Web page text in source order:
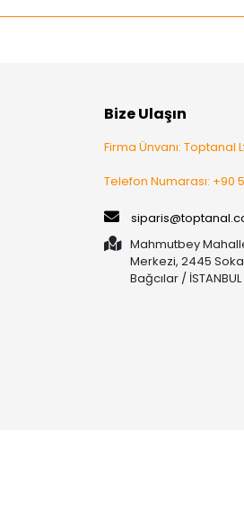
Bize Ulaşın
Firma Ünvanı: Toptanal
Telefon Numarası: +90
Mahmutbey
Merkezi, 2445
Bağcılar / İSTANBUL